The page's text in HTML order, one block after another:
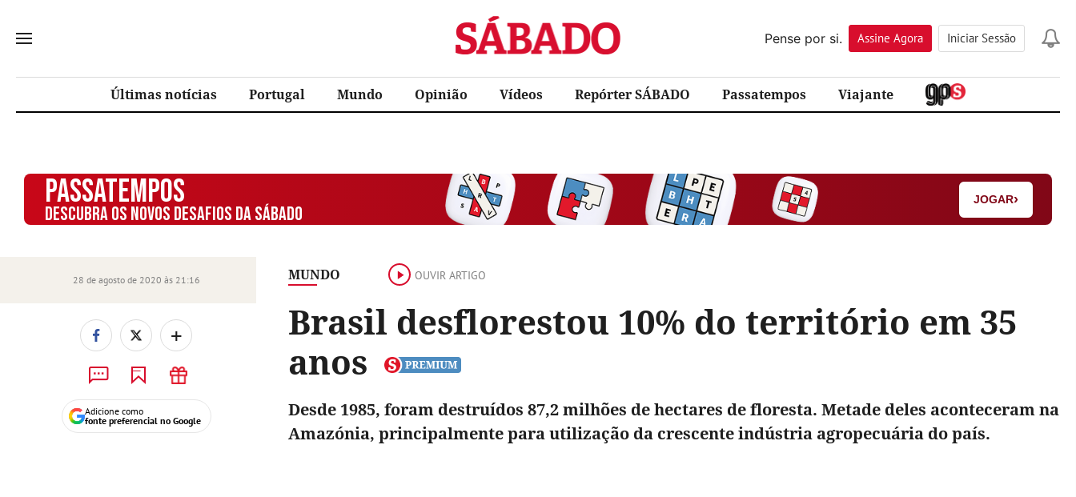
Sábado
Pense por si.
Assine Agora Iniciar Sessão
Últimas notícias Portugal Mundo Opinião Vídeos Repórter SÁBADO Passatempos Viajante
PASSATEMPOS
DESCUBRA OS NOVOS DESAFIOS DA SÁBADO
JOGAR›
MUNDO OUVIR ARTIGO
Brasil desflorestou 10% do território em 35
anos
28 de agosto de 2020 às 21:16
+
Adicione como
fonte preferencial no Google
Desde 1985, foram destruídos 87,2 milhões de hectares de floresta. Metade deles aconteceram na
Amazónia, principalmente para utilização da crescente indústria agropecuária do país.